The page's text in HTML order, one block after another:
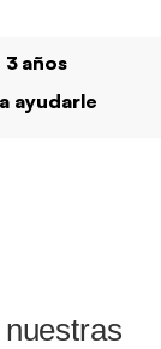
años
ayudarle